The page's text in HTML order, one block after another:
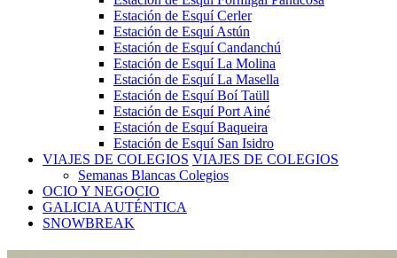
Estación de Esquí Cerler
Estación de Esquí Astún
Estación de Esquí Candanchú
Estación de Esquí La Molina
Estación de Esquí La Masella
Estación de Esquí Boí Taüll
Estación de Esquí Port Ainé
Estación de Esquí Baqueira
Estación de Esquí San Isidro
VIAJES DE COLEGIOS VIAJES DE COLEGIOS
Semanas Blancas Colegios
OCIO Y NEGOCIO
GALICIA AUTÉNTICA
SNOWBREAK